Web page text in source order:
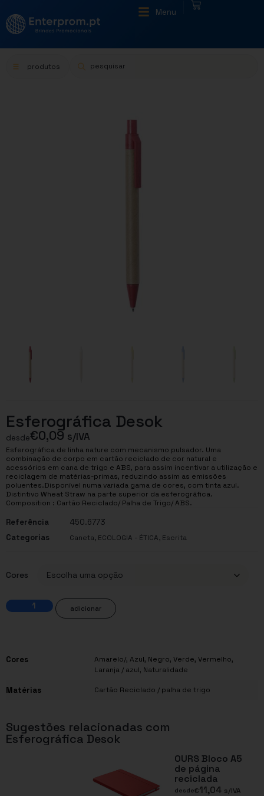
Menu
produtos
Esferográfica Desok
desde€0,09 s/IVA
Esferográfica de linha nature com mecanismo pulsador. Uma
combinação de corpo em cartão reciclado de cor natural e
acessórios em cana de trigo e ABS, para assim incentivar a utilização e
reciclagem de matérias-primas, reduzindo assim as emissões
poluentes.Disponível numa variada gama de cores, com tinta azul.
Distintivo Wheat Straw na parte superior da esferográfica.
Composition : Cartão Reciclado/ Palha de Trigo/ ABS.
Referência
450.6773
Categorias
Caneta, ECOLOGIA - ÉTICA, Escrita
Cores
adicionar
Cores Amarelo/, Azul, Negro, Verde, Vermelho,
Laranja / azul, Naturalidade
Matérias Cartão Reciclado / palha de trigo
Sugestões relacionadas com
Esferográfica Desok
OURS Bloco A5
de página
reciclada
desde€11,04 s/IVA